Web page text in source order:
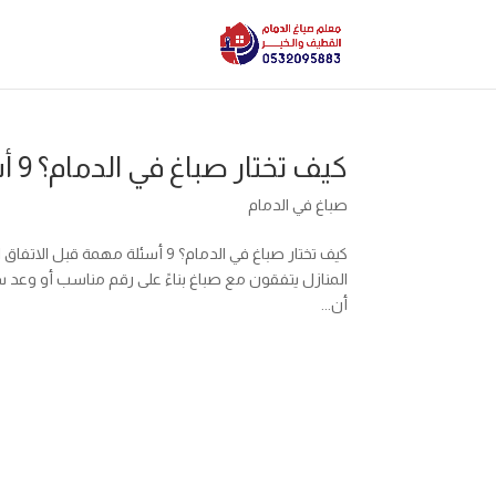
كيف تختار صباغ في الدمام؟ 9 أسئلة مهمة قبل الاتفاق
صباغ في الدمام
كيف تختار صباغ في الدمام؟ 9
المنازل يتفقون مع صباغ بناءً على رقم مناسب أو وعد
أن...